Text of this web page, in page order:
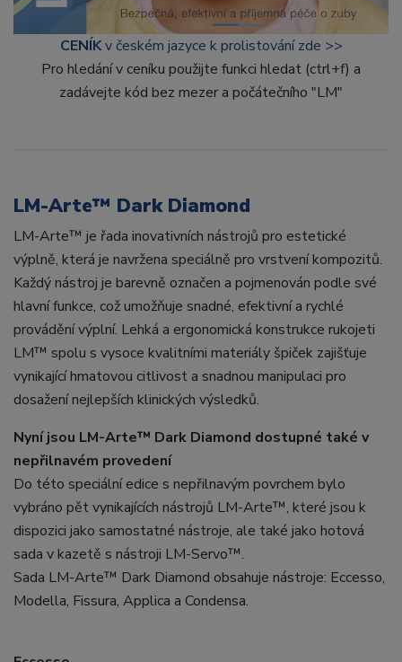
CENÍKv českém jazyce k prolistování zde >>
Pro hledání v ceníku použijte funkci hledat (ctrl+f) a
zadávejte kód bez mezer a počátečního "LM"
LM-Arte™ Dark Diamond
LM-Arte™ je řada inovativních nástrojů pro estetické
výplně, která je navržena speciálně pro vrstvení kompozitů.
Každý nástroj je barevně označen a pojmenován podle své
hlavní funkce, což umožňuje snadné, efektivní a rychlé
provádění výplní. Lehká a ergonomická konstrukce rukojeti
LM™ spolu s vysoce kvalitními materiály špiček zajišťuje
vynikající hmatovou citlivost a snadnou manipulaci pro
dosažení nejlepších klinických výsledků.
Nyní jsou LM-Arte™ Dark Diamond dostupné také v
nepřilnavém provedení
Do této speciální edice s nepřilnavým povrchem bylo
vybráno pět vynikajících nástrojů LM-Arte™, které jsou k
dispozici jako samostatné nástroje, ale také jako hotová
sada v kazetě s nástroji LM-Servo™.
Sada LM-Arte™ Dark Diamond obsahuje nástroje: Eccesso,
Modella, Fissura, Applica a Condensa.